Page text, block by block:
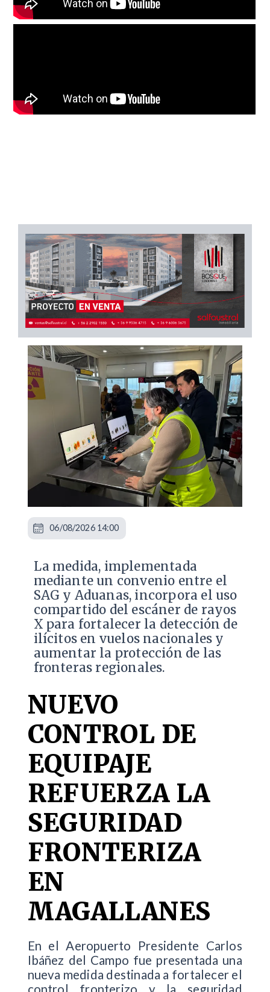
La medida, implementada
mediante un convenio entre el
SAG y Aduanas, incorpora el uso
compartido del escáner de rayos
X para fortalecer la detección de
ilícitos en vuelos nacionales y
aumentar la protección de las
fronteras regionales.
NUEVO
CONTROL DE
EQUIPAJE
REFUERZA LA
SEGURIDAD
FRONTERIZA
EN
MAGALLANES
En el Aeropuerto Presidente Carlos
Ibáñez del Campo fue presentada una
nueva medida destinada a fortalecer el
control fronterizo y la seguridad
06/08/2026 14:00